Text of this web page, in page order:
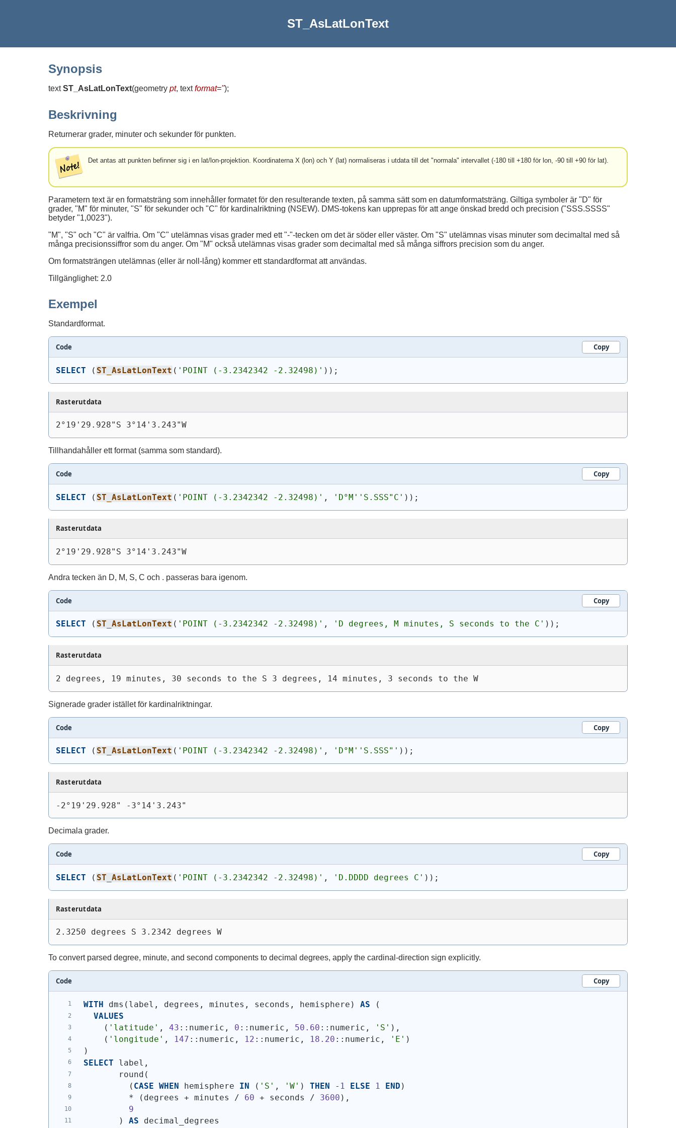
ST_AsLatLonText
Synopsis
textST_AsLatLonText(geometry pt, textformat='');
Beskrivning
Returnerar grader, minuter och sekunder för punkten.
Det antas att punkten befinner sig i en lat/lon-projektion. Koordinaterna X (lon) och Y (lat) normaliseras i utdata till det "normala" intervallet (-180 till +180 för lon, -90 till +90 för lat).
Parametern text är en formatsträng som innehåller formatet för den resulterande texten, på samma sätt som en datumformatsträng. Giltiga symboler är "D" för
grader, "M" för minuter, "S" för sekunder och "C" för kardinalriktning (NSEW). DMS-tokens kan upprepas för att ange önskad bredd och precision ("SSS.SSSS"
betyder "1,0023").
"M", "S" och "C" är valfria. Om "C" utelämnas visas grader med ett "-"-tecken om det är söder eller väster. Om "S" utelämnas visas minuter som decimaltal med så
många precisionssiffror som du anger. Om "M" också utelämnas visas grader som decimaltal med så många siffrors precision som du anger.
Om formatsträngen utelämnas (eller är noll-lång) kommer ett standardformat att användas.
Tillgänglighet: 2.0
Exempel
Standardformat.
Code Copy
SELECT ( ST_AsLatLonText ( 'POINT (-3.2342342 -2.32498)' ) ) ;
Rasterutdata
2°19'29.928"S 3°14'3.243"W
Tillhandahåller ett format (samma som standard).
Code Copy
SELECT ( ST_AsLatLonText ( 'POINT (-3.2342342 -2.32498)' , 'D°M''S.SSS"C' ) ) ;
Rasterutdata
2°19'29.928"S 3°14'3.243"W
Andra tecken än D, M, S, C och . passeras bara igenom.
Code Copy
SELECT ( ST_AsLatLonText ( 'POINT (-3.2342342 -2.32498)' , 'D degrees, M minutes, S seconds to the C' ) ) ;
Rasterutdata
2 degrees, 19 minutes, 30 seconds to the S 3 degrees, 14 minutes, 3 seconds to the W
Signerade grader istället för kardinalriktningar.
Code Copy
SELECT ( ST_AsLatLonText ( 'POINT (-3.2342342 -2.32498)' , 'D°M''S.SSS"' ) ) ;
Rasterutdata
-2°19'29.928" -3°14'3.243"
Decimala grader.
Code Copy
SELECT ( ST_AsLatLonText ( 'POINT (-3.2342342 -2.32498)' , 'D.DDDD degrees C' ) ) ;
Rasterutdata
2.3250 degrees S 3.2342 degrees W
To convert parsed degree, minute, and second components to decimal degrees, apply the cardinal-direction sign explicitly.
Code Copy
WITH dms ( label, degrees, minutes, seconds, hemisphere ) AS
(
VALUES
( 'latitude' , 43 ::numeric, 0 ::numeric, 50.60 ::numeric, 'S' ) ,
( 'longitude' , 147 ::numeric, 12 ::numeric, 18.20 ::numeric, 'E' )
)
SELECT label,
       round
(
( CASE WHEN hemisphere IN ( 'S' , 'W' ) THEN - 1 ELSE 1 END )
         *
( degrees + minutes / 60 + seconds / 3600 ) ,
9
)
AS decimal_degrees